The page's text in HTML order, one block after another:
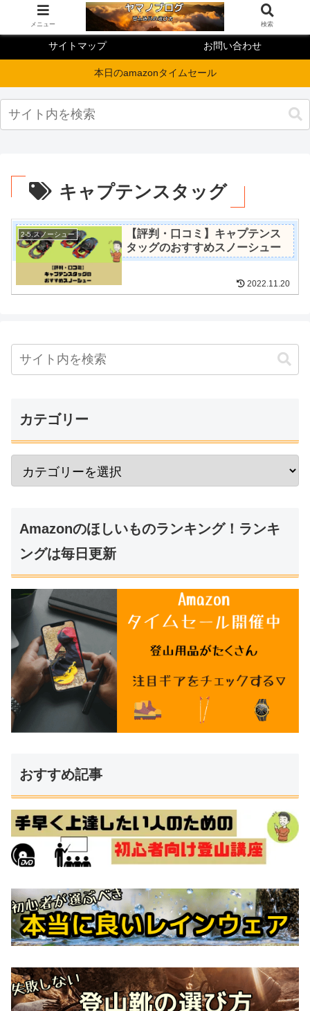
サイトマップ お問い合わせ
本日のamazonタイムセール
キャプテンスタッグ
2-5.スノーシュー
【評判・口コミ】キャプテンス
タッグのおすすめスノーシュー
2022.11.20
カテゴリー
Amazonのほしいものランキング！ランキ
ングは毎日更新
おすすめ記事
メニュー 検索